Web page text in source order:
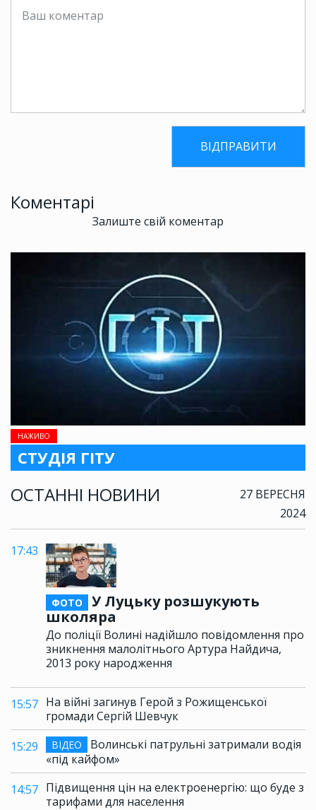
НАЖИВО
СТУДІЯ ГІТУ
ОСТАННІ НОВИНИ
27 ВЕРЕСНЯ
2024
17:43
ФОТО
У Луцьку розшукують
школяра
До поліції Волині надійшло повідомлення про
зникнення малолітнього Артура Найдича,
2013 року народження
15:57 На війні загинув Герой з Рожищенської
громади Сергій Шевчук
15:29
ВІДЕО
Волинські патрульні затримали водія
«під кайфом»
14:57 Підвищення цін на електроенергію: що буде з
тарифами для населення
Коментарі
Залиште свій коментар